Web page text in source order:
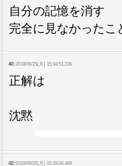
自分の記憶を消す
完全に見なかったこ
40: 2018/06/25(月) 15:34:51.236
正解は
沈黙
42: 2018/06/25(月) 15:35:04.489